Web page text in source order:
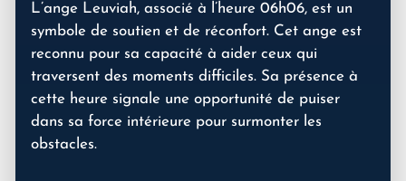
L’ange Leuviah, associé à l’heure 06h06, est un
symbole de soutien et de réconfort. Cet ange est
reconnu pour sa capacité à aider ceux qui
traversent des moments difficiles. Sa présence à
cette heure signale une opportunité de puiser
dans sa force intérieure pour surmonter les
obstacles.